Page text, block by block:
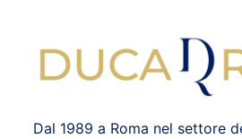
Dal 1989 a Roma nel settore